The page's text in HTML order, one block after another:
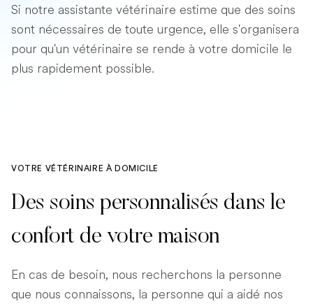
Si notre assistante vétérinaire estime que des soins
sont nécessaires de toute urgence, elle s'organisera
pour qu'un vétérinaire se rende à votre domicile le
plus rapidement possible.
VOTRE VÉTÉRINAIRE À DOMICILE
Des soins personnalisés dans le
confort de votre maison
En cas de besoin, nous recherchons la personne
que nous connaissons, la personne qui a aidé nos